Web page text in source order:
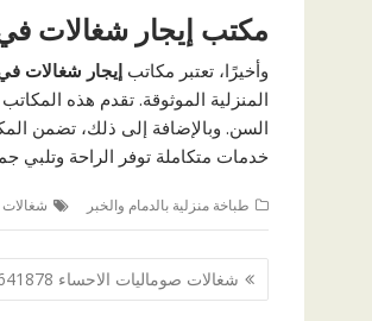
مكتب إيجار شغالات
وأخيرًا، تعتبر مكاتب إيجار شغالات
المنزلية الموثوقة. تقدم هذه
السن. وبالإضافة إلى ذلك، تضمن
خدمات متكاملة توفر الراحة وتلبي
طباخة منزلية بالدمام والخبر شغالات
تصفّح
المقالات
شغالات صوماليات الاحساء 0581641878